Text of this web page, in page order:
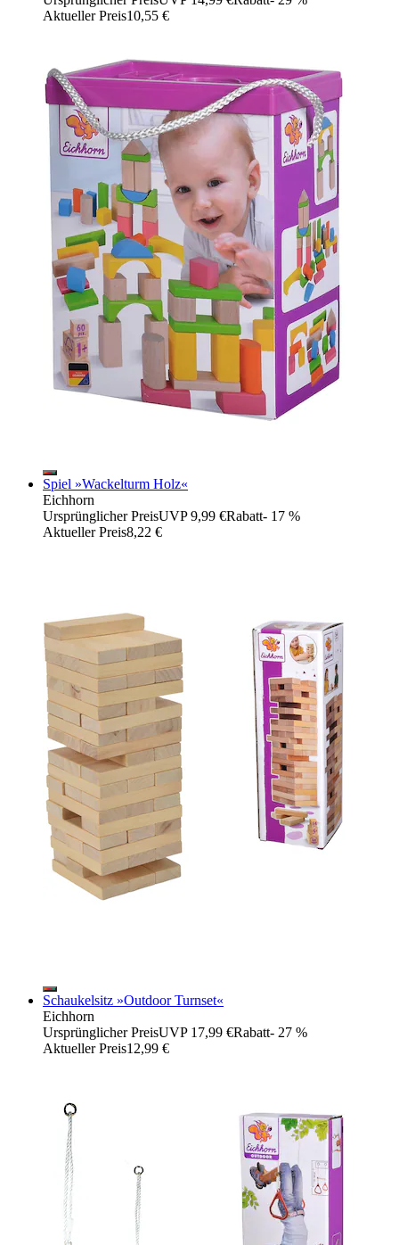
Aktueller Preis10,55 €
Spiel »Wackelturm Holz«
Eichhorn
Ursprünglicher PreisUVP 9,99 €Rabatt- 17 %
Aktueller Preis8,22 €
Schaukelsitz »Outdoor Turnset«
Eichhorn
Ursprünglicher PreisUVP 17,99 €Rabatt- 27 %
Aktueller Preis12,99 €